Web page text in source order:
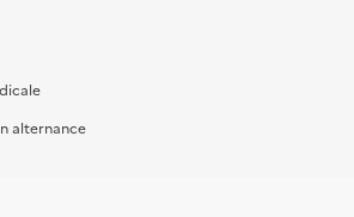
alternance